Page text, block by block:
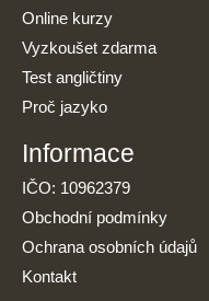
Online kurzy
Vyzkoušet zdarma
Test angličtiny
Proč jazyko
Informace
IČO: 10962379
Obchodní podmínky
Ochrana osobních údajů
Kontakt